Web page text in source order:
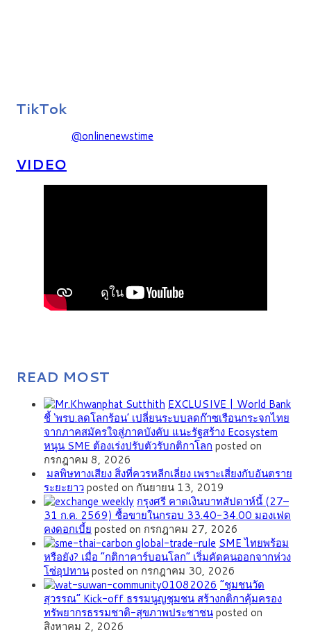
TikTok
@onlinenewstime
VIDEO
READ MOST
EXCLUSIVE | World Bank
ชี้ ‘พรบ.ลดโลกร้อน’ เปลี่ยนระบบลดก๊าซเรือนกระจกไทย
จากภาคสมัครใจสู่ภาคบังคับ แนะรัฐสร้าง Ecosystem
หนุน SME ต้องเร่งปรับตัวรับกติกาโลก posted on
กรกฎาคม 8, 2026
มลพิษทางเสียง สิ่งที่ควรหลีกเลี่ยง เพราะเสี่ยงกับอันตราย
ระยะยาวposted on กันยายน 13, 2019
กรุงศรี คาดเงินบาทสัปดาห์นี้ (27–
31 ก.ค. 2569) ซื้อขายในกรอบ 33.40-34.00 มองเฟด
คงดอกเบี้ย posted on กรกฎาคม 27, 2026
SME ไทยพร้อม
หรือยัง? เมื่อ “กติกาคาร์บอนโลก” เริ่มคัดคนออกจากห่วง
โซ่อุปทานposted on กรกฎาคม 30, 2026
”ชุมชนวัด
สุวรรณ” Kick-off ธรรมนูญชุมชน สร้างกติกาคุ้มครอง
ทรัพยากรธรรมชาติ-สุขภาพประชาชนposted on
สิงหาคม 2, 2026